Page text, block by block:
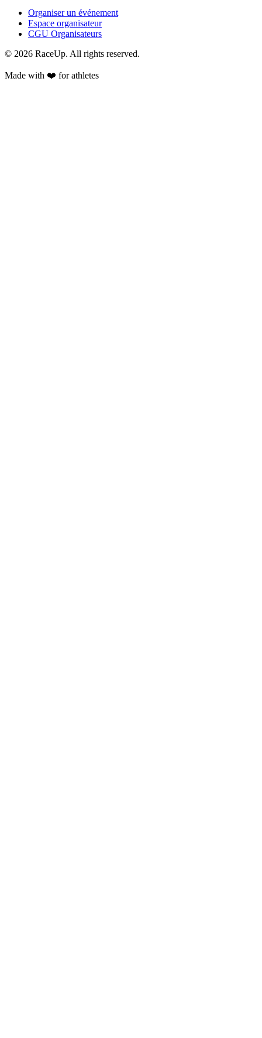
Organiser un événement
Espace organisateur
CGU Organisateurs
© 2026 RaceUp. All rights reserved.
Made with ❤️ for athletes